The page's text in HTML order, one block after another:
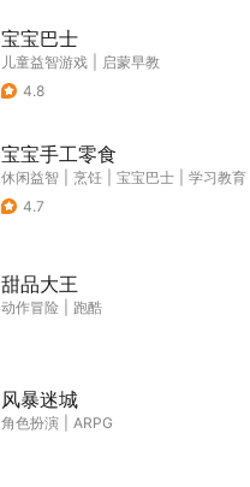
宝宝巴士
儿童益智游戏
启蒙早教
4.8
宝宝手工零食
休闲益智 烹饪 宝宝巴士
学习教育
4.7
甜品大王
动作冒险 跑酷
风暴迷城
角色扮演 ARPG